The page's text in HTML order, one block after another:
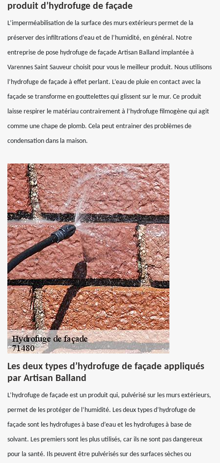
produit d’hydrofuge de façade
L’imperméabilisation de la surface des murs extérieurs permet de la
préserver des infiltrations d’eau et de l’humidité, en général. Notre
entreprise de pose hydrofuge de façade Artisan Balland implantée à
Varennes Saint Sauveur choisit pour vous le meilleur produit. Nous utilisons
l’hydrofuge de façade à effet perlant. L’eau de pluie en contact avec la
façade se transforme en gouttelettes qui glissent sur le mur. Ce produit
laisse respirer le matériau contrairement à l’hydrofuge filmogène qui agit
comme une chape de plomb. Cela peut entrainer des problèmes de
condensation dans la maison.
Les deux types d’hydrofuge de façade appliqués
par Artisan Balland
L’hydrofuge de façade est un produit qui, pulvérisé sur les murs extérieurs,
permet de les protéger de l’humidité. Les deux types d’hydrofuge de
façade sont les hydrofuges à base d’eau et les hydrofuges à base de
solvant. Les premiers sont les plus utilisés, car ils ne sont pas dangereux
pour la santé. Ils peuvent être pulvérisés sur des surfaces sèches ou